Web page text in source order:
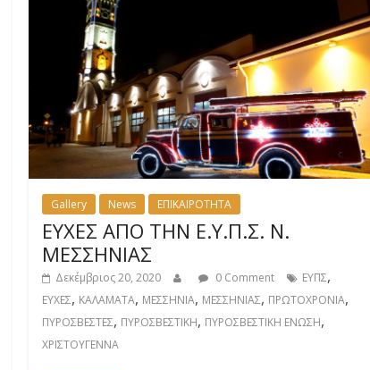
Gallery News ΕΠΙΚΑΙΡΟΤΗΤΑ
ΕΥΧΕΣ ΑΠΟ ΤΗΝ Ε.Υ.Π.Σ. Ν.
ΜΕΣΣΗΝΙΑΣ
Δεκέμβριος 20, 2020 0 Comment ΕΥΠΣ,
ΕΥΧΕΣ, ΚΑΛΑΜΑΤΑ, ΜΕΣΣΗΝΙΑ, ΜΕΣΣΗΝΙΑΣ, ΠΡΩΤΟΧΡΟΝΙΑ,
ΠΥΡΟΣΒΕΣΤΕΣ, ΠΥΡΟΣΒΕΣΤΙΚΗ, ΠΥΡΟΣΒΕΣΤΙΚΗ ΕΝΩΣΗ,
ΧΡΙΣΤΟΥΓΕΝΝΑ